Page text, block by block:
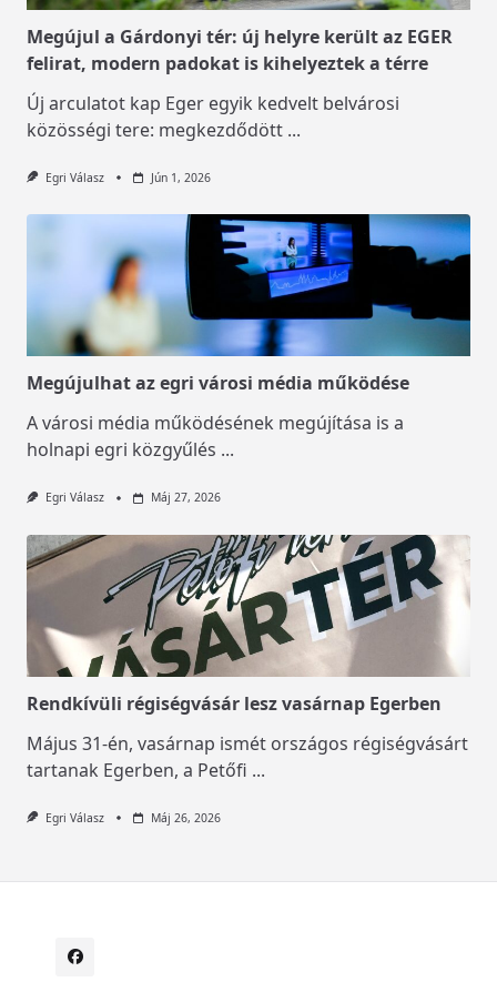
Megújul a Gárdonyi tér: új helyre került az EGER
felirat, modern padokat is kihelyeztek a térre
Új arculatot kap Eger egyik kedvelt belvárosi
közösségi tere: megkezdődött ...
Egri Válasz Jún 1, 2026
Megújulhat az egri városi média működése
A városi média működésének megújítása is a
holnapi egri közgyűlés ...
Egri Válasz Máj 27, 2026
Rendkívüli régiségvásár lesz vasárnap Egerben
Május 31-én, vasárnap ismét országos régiségvásárt
tartanak Egerben, a Petőfi ...
Egri Válasz Máj 26, 2026